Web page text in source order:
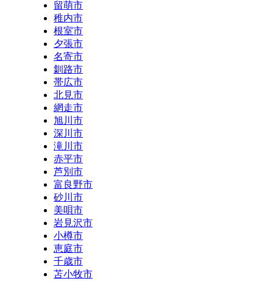
留萌市
稚内市
根室市
夕張市
名寄市
釧路市
帯広市
北見市
網走市
旭川市
深川市
滝川市
赤平市
芦別市
富良野市
砂川市
美唄市
岩見沢市
小樽市
恵庭市
千歳市
苫小牧市